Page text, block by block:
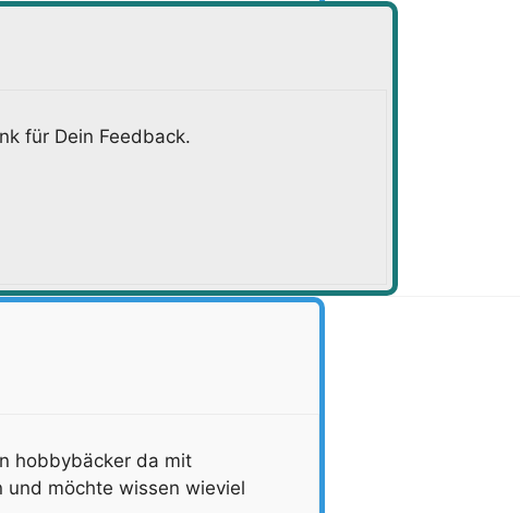
für Dein Feedback.
hobbybäcker da mit
und möchte wissen wieviel